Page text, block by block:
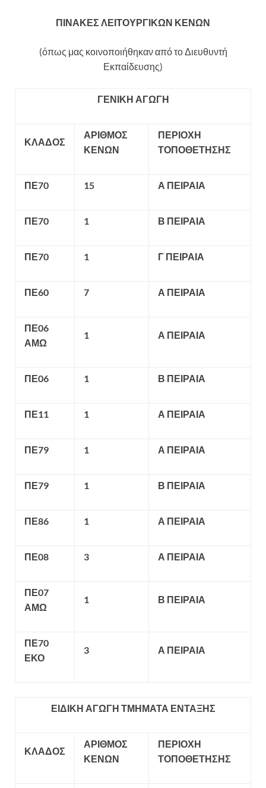
ΠΙΝΑΚΕΣ ΛΕΙΤΟΥΡΓΙΚΩΝ ΚΕΝΩΝ
(όπως μας κοινοποιήθηκαν από το Διευθυντή
Εκπαίδευσης)
ΓΕΝΙΚΗ ΑΓΩΓΗ
ΚΛΑΔΟΣ
ΑΡΙΘΜΟΣ
ΚΕΝΩΝ
ΠΕΡΙΟΧΗ
ΤΟΠΟΘΕΤΗΣΗΣ
ΠΕ70 15 Α ΠΕΙΡΑΙΑ
ΠΕ70 1 Β ΠΕΙΡΑΙΑ
ΠΕ70 1 Γ ΠΕΙΡΑΙΑ
ΠΕ60 7 Α ΠΕΙΡΑΙΑ
ΠΕ06
ΑΜΩ
1 Α ΠΕΙΡΑΙΑ
ΠΕ06 1 Β ΠΕΙΡΑΙΑ
ΠΕ11 1 Α ΠΕΙΡΑΙΑ
ΠΕ79 1 Α ΠΕΙΡΑΙΑ
ΠΕ79 1 Β ΠΕΙΡΑΙΑ
ΠΕ86 1 Α ΠΕΙΡΑΙΑ
ΠΕ08 3 Α ΠΕΙΡΑΙΑ
ΠΕ07
ΑΜΩ
1 Β ΠΕΙΡΑΙΑ
ΠΕ70
ΕΚΟ
3 Α ΠΕΙΡΑΙΑ
ΕΙΔΙΚΗ ΑΓΩΓΗ ΤΜΗΜΑΤΑ ΕΝΤΑΞΗΣ
ΚΛΑΔΟΣ
ΑΡΙΘΜΟΣ
ΚΕΝΩΝ
ΠΕΡΙΟΧΗ
ΤΟΠΟΘΕΤΗΣΗΣ